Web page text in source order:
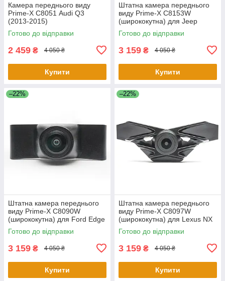
Камера переднього виду
Prime-X С8051 Audi Q3
(2013-2015)
Готово до відправки
2 459 ₴ 4 050 ₴
Купити
Штатна камера переднього
виду Prime-X C8153W
(ширококутна) для Jeep
Cherokee 2016-2018
Готово до відправки
3 159 ₴ 4 050 ₴
Купити
–22%
Штатна камера переднього
виду Prime-X C8090W
(ширококутна) для Ford Edge
2015-2017
Готово до відправки
3 159 ₴ 4 050 ₴
Купити
–22%
Штатна камера переднього
виду Prime-X C8097W
(ширококутна) для Lexus NX
2015-2017
Готово до відправки
3 159 ₴ 4 050 ₴
Купити